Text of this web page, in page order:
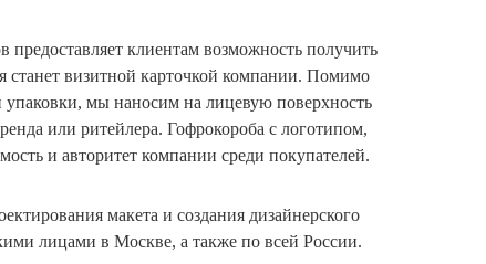
предоставляет клиентам возможность получить
станет визитной карточкой компании. Помимо
упаковки, мы наносим на лицевую поверхность
или ритейлера. Гофрокороба с логотипом,
и авторитет компании среди покупателей.
макета и создания дизайнерского
лицами в Москве, а также по всей России.